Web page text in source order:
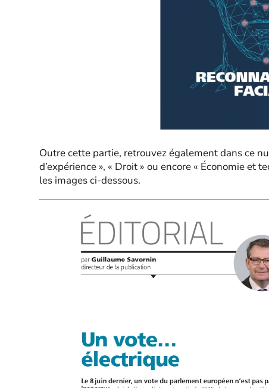
Outre cette partie, retrouvez également dans ce
d’expérience », « Droit » ou encore « Économie et
les images ci-dessous.